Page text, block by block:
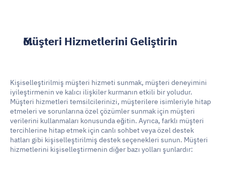
Müşteri Hizmetlerini Geliştirin
Kişiselleştirilmiş müşteri hizmeti sunmak, müşteri deneyimini
iyileştirmenin ve kalıcı ilişkiler kurmanın etkili bir yoludur.
Müşteri hizmetleri temsilcilerinizi, müşterilere isimleriyle hitap
etmeleri ve sorunlarına özel çözümler sunmak için müşteri
verilerini kullanmaları konusunda eğitin. Ayrıca, farklı müşteri
tercihlerine hitap etmek için canlı sohbet veya özel destek
hatları gibi kişiselleştirilmiş destek seçenekleri sunun. Müşteri
hizmetlerini kişiselleştirmenin diğer bazı yolları şunlardır: